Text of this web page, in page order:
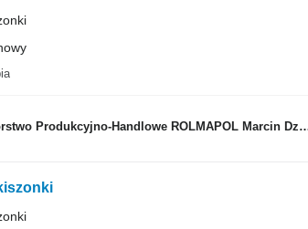
Produkcyjno-Handlowe ROLMAPOL Marcin Dziekan